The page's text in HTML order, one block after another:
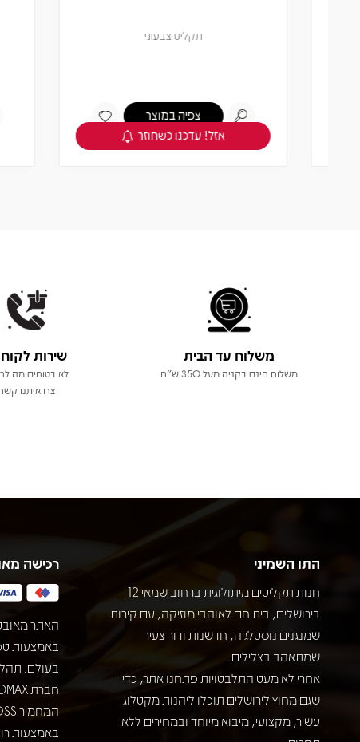
תקליט צבעוני
צפיה במוצר
אזל! עדכנו כשחוזר
משלוח עד הבית
משלוח חינם בקניה מעל 350 ש"ח
שירות
לא בטוחים מה
צרו איתנו קשר
התו השמיני
חנות תקליטים מיתולוגית ברחוב שמאי 12
בירושלים, בית חם לאוהבי מוזיקה, עם קירות
שמנגנים נוסטלגיה, חדשנות ודור צעיר
שמתאהב בצלילים.
אחרי לא מעט התלבטויות פתחנו אתר, כדי
שגם מחוץ לירושלים תוכלו ליהנות מקטלוג
עשיר, מקצועי, מיבוא מיוחד ובמחירים ללא
רכישה
האתר
בעולם.
באמצעות